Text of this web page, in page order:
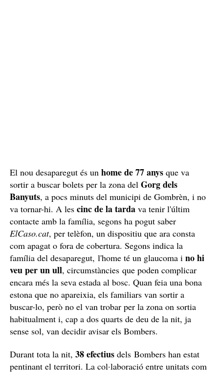
El nou desaparegut és un home de 77 anys que va
sortir a buscar bolets per la zona del Gorg dels
Banyuts, a pocs minuts del municipi de Gombrèn, i no
va tornar-hi. A les cinc de la tarda va tenir l'últim
contacte amb la família, segons ha pogut saber
ElCaso.cat, per telèfon, un dispositiu que ara consta
com apagat o fora de cobertura. Segons indica la
família del desaparegut, l'home té un glaucoma i no hi
veu per un ull, circumstàncies que poden complicar
encara més la seva estada al bosc. Quan feia una bona
estona que no apareixia, els familiars van sortir a
buscar-lo, però no el van trobar per la zona on sortia
habitualment i, cap a dos quarts de deu de la nit, ja
sense sol, van decidir avisar els Bombers.
Durant tota la nit, 38 efectius dels Bombers han estat
pentinant el territori. La col·laboració entre unitats com